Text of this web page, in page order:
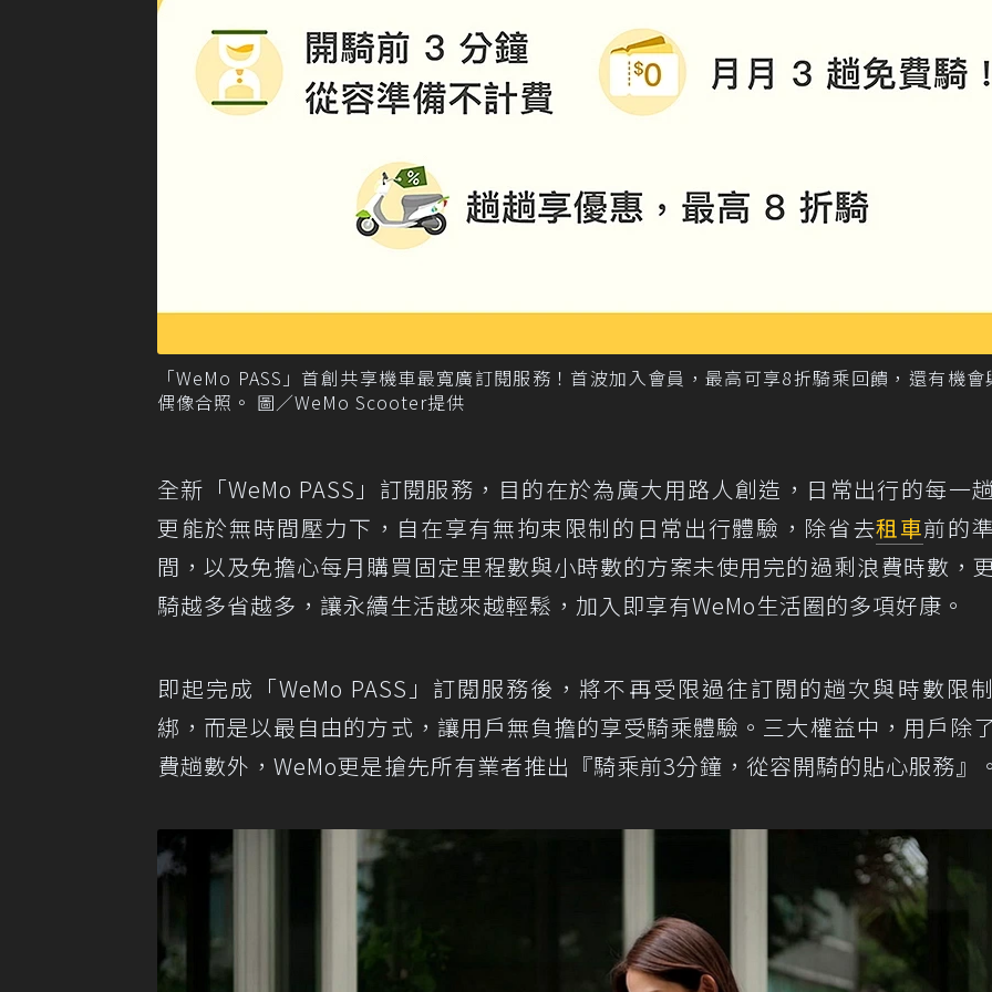
「WeMo PASS」首創共享機車最寬廣訂閱服務！首波加入會員，最高可享8折騎乘回饋，還有機會
偶像合照。 圖／WeMo Scooter提供
全新「WeMo PASS」訂閱服務，目的在於為廣大用路人創造，日常出行的每一
更能於無時間壓力下，自在享有無拘束限制的日常出行體驗，除省去租車前的
間，以及免擔心每月購買固定里程數與小時數的方案未使用完的過剩浪費時數，
騎越多省越多，讓永續生活越來越輕鬆，加入即享有WeMo生活圈的多項好康。
即起完成「WeMo PASS」訂閱服務後，將不再受限過往訂閱的趟次與時數限
綁，而是以最自由的方式，讓用戶無負擔的享受騎乘體驗。三大權益中，用戶除
費趟數外，WeMo更是搶先所有業者推出『騎乘前3分鐘，從容開騎的貼心服務』。